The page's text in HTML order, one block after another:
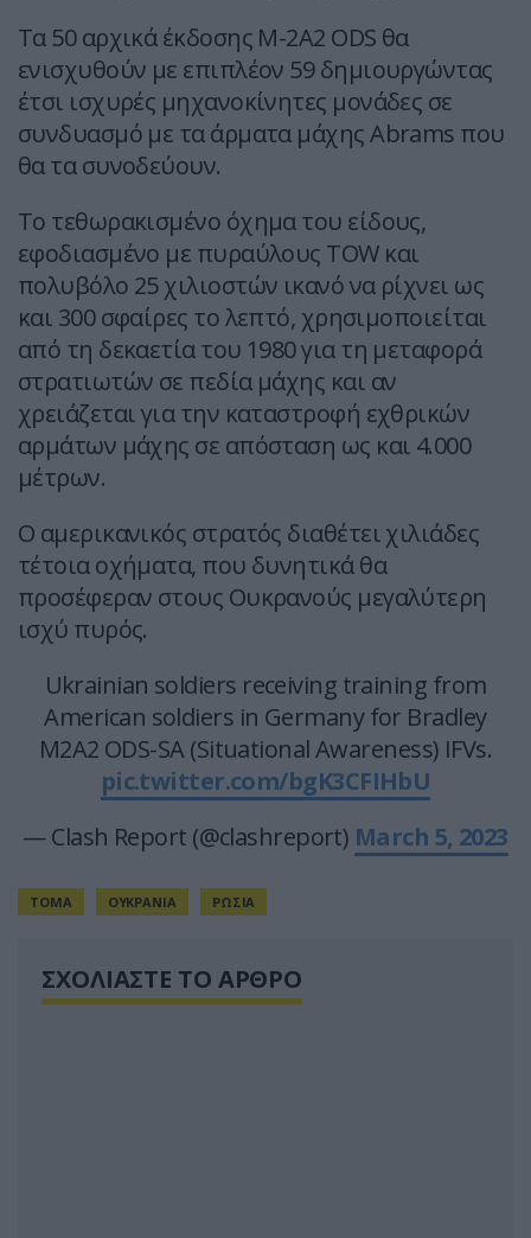
Τα 50 αρχικά έκδοσης M-2A2 ODS θα
ενισχυθούν με επιπλέον 59 δημιουργώντας
έτσι ισχυρές μηχανοκίνητες μονάδες σε
συνδυασμό με τα άρματα μάχης Abrams που
θα τα συνοδεύουν.
Το τεθωρακισμένο όχημα του είδους,
εφοδιασμένο με πυραύλους TOW και
πολυβόλο 25 χιλιοστών ικανό να ρίχνει ως
και 300 σφαίρες το λεπτό, χρησιμοποιείται
από τη δεκαετία του 1980 για τη μεταφορά
στρατιωτών σε πεδία μάχης και αν
χρειάζεται για την καταστροφή εχθρικών
αρμάτων μάχης σε απόσταση ως και 4.000
μέτρων.
Ο αμερικανικός στρατός διαθέτει χιλιάδες
τέτοια οχήματα, που δυνητικά θα
προσέφεραν στους Ουκρανούς μεγαλύτερη
ισχύ πυρός.
Ukrainian soldiers receiving training from
American soldiers in Germany for Bradley
M2A2 ODS-SA (Situational Awareness) IFVs.
pic.twitter.com/bgK3CFIHbU
— Clash Report (@clashreport) March 5, 2023
TOMA ΟΥΚΡΑΝΙΑ ΡΩΣΙΑ
ΣΧΟΛΙΑΣΤΕ ΤΟ ΑΡΘΡΟ